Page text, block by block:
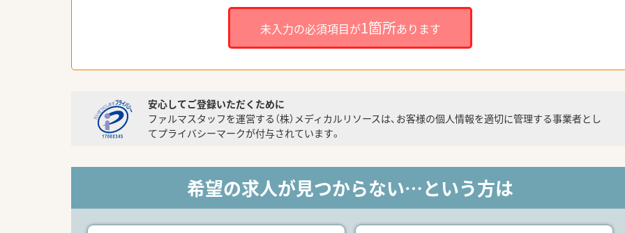
未入力の必須項目が1箇所あります
安心してご登録いただくために
ファルマスタッフを運営する（株）メディカルリソースは、お客様の個人情報を適切に管理する事業者とし
てプライバシーマークが付与されています。
希望の求人が見つからない…という方は